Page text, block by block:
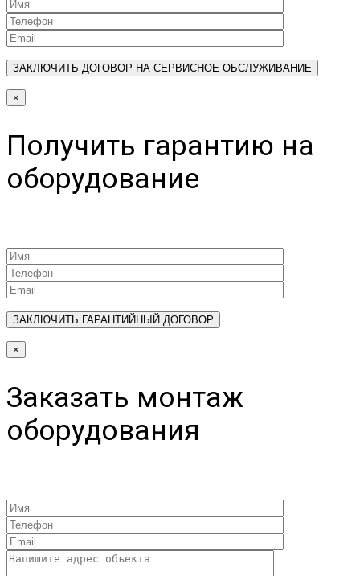
×
Получить гарантию на
оборудование
×
Заказать монтаж
оборудования